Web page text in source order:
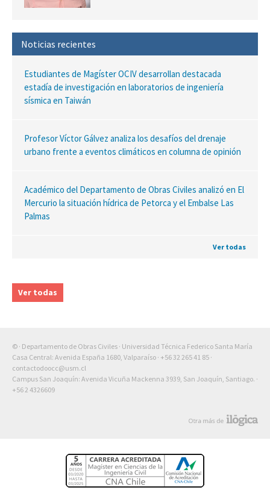
Noticias recientes
Estudiantes de Magíster OCIV desarrollan destacada
estadía de investigación en laboratorios de ingeniería
sísmica en Taiwán
Profesor Víctor Gálvez analiza los desafíos del drenaje
urbano frente a eventos climáticos en columna de opinión
Académico del Departamento de Obras Civiles analizó en El
Mercurio la situación hídrica de Petorca y el Embalse Las
Palmas
Ver todas
Ver todas
© · Departamento de Obras Civiles · Universidad Técnica Federico Santa María
Casa Central: Avenida España 1680, Valparaíso · +56 32 265 41 85 ·
contactodoocc@usm.cl
Campus San Joaquín: Avenida Vicuña Mackenna 3939, San Joaquín, Santiago. ·
+56 2 4326609